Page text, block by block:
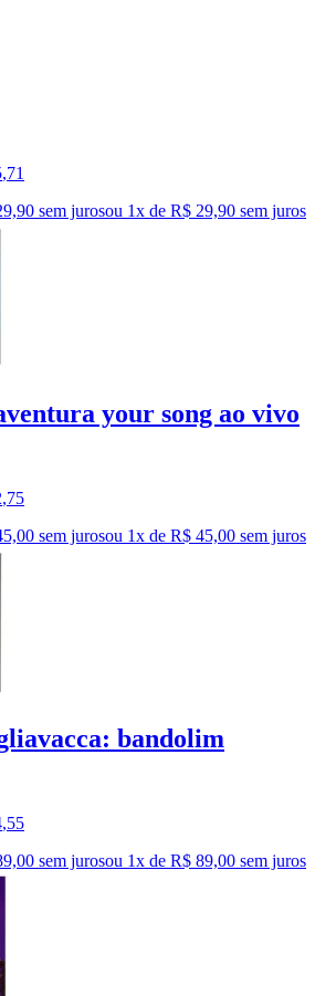
,71
sem jurosou 1x de R$ 29,90 sem juros
your song ao vivo
,75
sem jurosou 1x de R$ 45,00 sem juros
bandolim
,55
sem jurosou 1x de R$ 89,00 sem juros